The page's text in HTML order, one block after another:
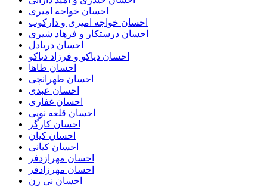
احسان خواجه امیری
احسان خواجه امیری و دارکوب
احسان درستكار و فرهاد شيرى
احسان دریادل
احسان دیاکو و فرزاد دیاکو
احسان طاها
احسان طهرانچی
احسان عبدی
احسان غفاری
احسان قلعه نویی
احسان کارگر
احسان کیان
احسان کیانی
احسان مهرازدفر
احسان مهرزادفر
احسان نی زن